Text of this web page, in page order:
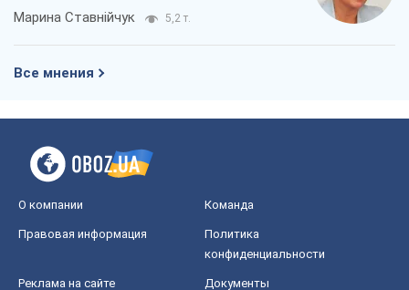
Марина Ставнійчук 5,2 т.
Все мнения
О компании Команда
Правовая информация
Политика
конфиденциальности
Реклама на сайте Документы